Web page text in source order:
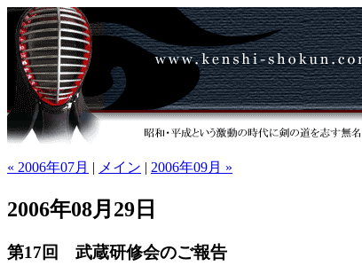
« 2006年07月 | メイン | 2006年09月 »
2006年08月29日
第17回 武蔵研修会のご報告